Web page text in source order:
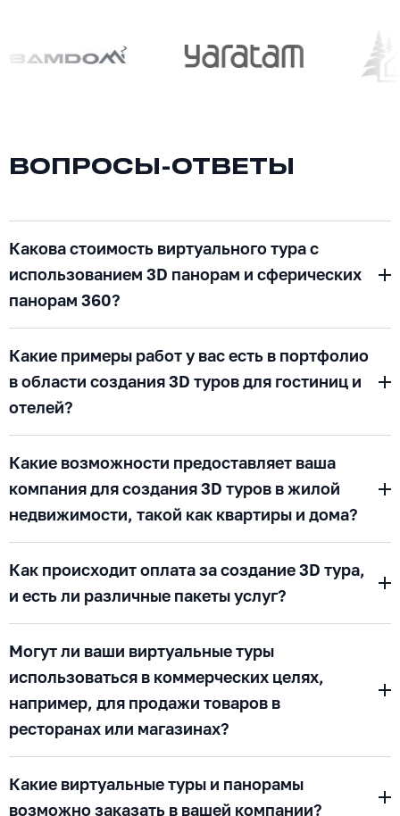
ВОПРОСЫ-ОТВЕТЫ
Какова стоимость виртуального тура с
использованием 3D панорам и сферических
панорам 360?
Какие примеры работ у вас есть в портфолио
в области создания 3D туров для гостиниц и
отелей?
Какие возможности предоставляет ваша
компания для создания 3D туров в жилой
недвижимости, такой как квартиры и дома?
Как происходит оплата за создание 3D тура,
и есть ли различные пакеты услуг?
Могут ли ваши виртуальные туры
использоваться в коммерческих целях,
например, для продажи товаров в
ресторанах или магазинах?
Какие виртуальные туры и панорамы
возможно заказать в вашей компании?